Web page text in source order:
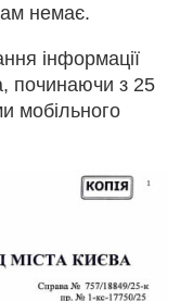
немає.
інформації
починаючи з 25
мобільного